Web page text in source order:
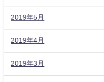
2019年5月
2019年4月
2019年3月